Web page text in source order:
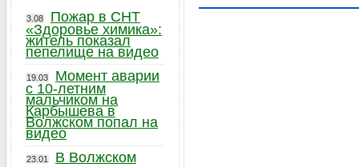
3.08
Пожар в СНТ
«Здоровье химика»:
житель показал
пепелище на видео
19.03
Момент аварии
с 10-летним
мальчиком на
Карбышева в
Волжском попал на
видео
23.01
В Волжском